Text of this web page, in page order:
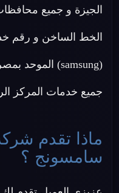
الجيزة و جميع
الخط الساخن و رقم
(samsung) الموحد بمصر
جميع خدمات المركز
ماذا تقدم
سامسونج ؟